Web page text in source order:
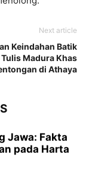
Next article
Keindahan Batik
Tulis Madura Khas
di Athaya
Jawa: Fakta
pada Harta